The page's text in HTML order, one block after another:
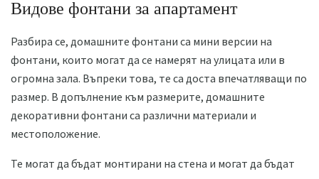
Видове фонтани за апартамент
Разбира се, домашните фонтани са мини версии на
фонтани, които могат да се намерят на улицата или в
огромна зала. Въпреки това, те са доста впечатляващи по
размер. В допълнение към размерите, домашните
декоративни фонтани са различни материали и
местоположение.
Те могат да бъдат монтирани на стена и могат да бъдат